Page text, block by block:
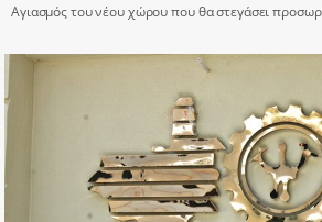
Αγιασμός του νέου χώρου που θα στεγάσει